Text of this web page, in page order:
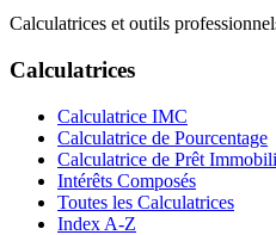
Calculatrices et outils
Calculatrices
Calculatrice IMC
Calculatrice de Pourcentage
Calculatrice de Prêt
Intérêts Composés
Toutes les Calculatrices
Index A-Z